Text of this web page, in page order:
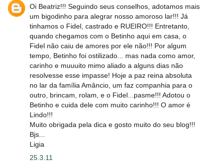
Oi Beatriz!!! Seguindo seus conselhos, adotamos mais
um bigodinho para alegrar nosso amoroso lar!!! Já
tinhamos o Fidel, castrado e RUEIRO!!! Entretanto,
quando chegamos com o Betinho aqui em casa, o
Fidel não caiu de amores por ele não!!! Por algum
tempo, Betinho foi ostilizado... mas nada como amor,
carinho e muuuito mimo aliado a alguns dias não
resolvesse esse impasse! Hoje a paz reina absoluta
no lar da família Amâncio, um faz companhia para o
outro, brincam, rolam, e o Fidel...pasme!!! Adotou o
Betinho e cuida dele com muito carinho!!! O amor é
Lindo!!!
Muito obrigada pela dica e gosto muito do seu blog!!!
Bjs...
Ligia
25.3.11